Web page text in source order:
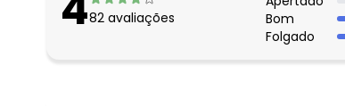
abril/2026
fevereiro/2026
82 avaliações
Bom
Folgado